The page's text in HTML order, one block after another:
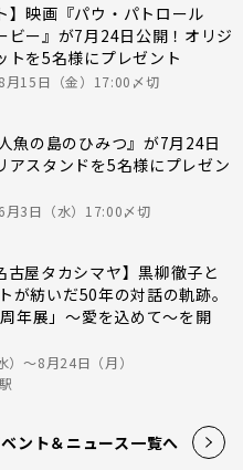
】映画『パウ・パトロール
ビー』が7月24日公開！オリジ
トを5名様にプレゼント
月15日（金）17:00〆切
魚の島のひみつ』が7月24日
アスタンドを5名様にプレゼン
月3日（水）17:00〆切
古屋タカシマヤ】黒柳徹子と
が紡いだ50年の対話の軌跡。
年展」～愛を込めて～を開
〜8月24日（月）
ント＆ニュース一覧へ